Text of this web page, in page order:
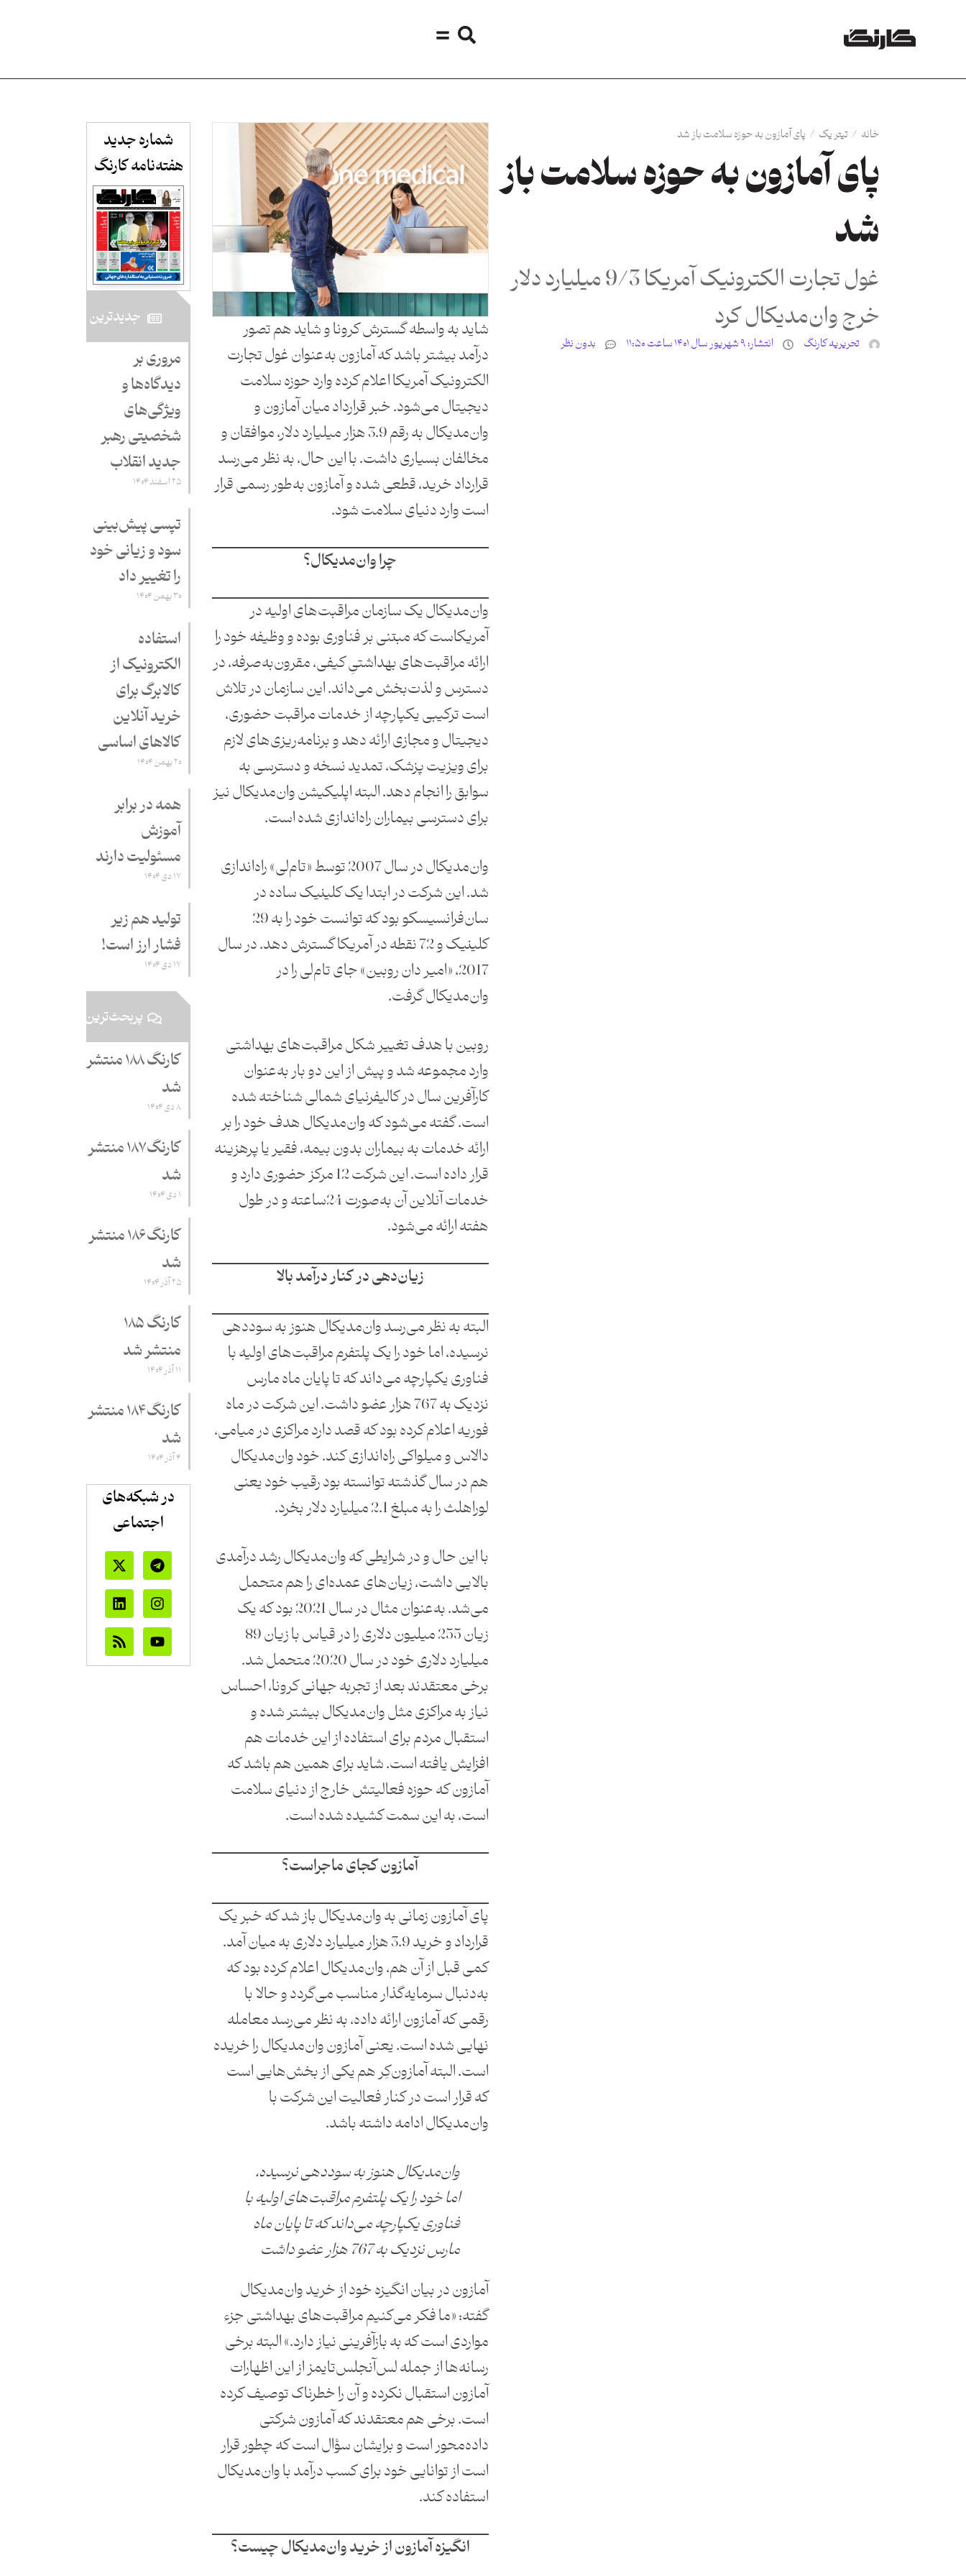
خانه / تیتر یک / پای آمازون به حوزه سلامت باز شد
پای آمازون به حوزه سلامت باز
شد
غول تجارت ‌الکترونیک آمریکا 9/3 میلیارد دلار
خرج وان‌مدیکال کرد
تحریریه کارنگ انتشار:۹ شهریور سال ۱۴۰۱ ساعت ۱۱:۵۰ بدون نظر
شاید به واسطه گسترش کرونا و شاید هم تصور
درآمد بیشتر باشد که آمازون به‌عنوان غول تجارت
‌الکترونیک آمریکا اعلام کرده وارد حوزه سلامت
دیجیتال می‌شود. خبر قرارداد میان آمازون و
وان‌مدیکال به رقم 3.9 هزار میلیارد دلار، موافقان و
مخالفان بسیاری داشت. با این حال، به نظر می‌رسد
قرارداد خرید، قطعی شده و آمازون به‌طور رسمی قرار
است وارد دنیای سلامت شود.
چرا وان‌مدیکال؟
وان‌مدیکال یک سازمان مراقبت‌های اولیه در
آمریکاست که مبتنی بر فناوری بوده و وظیفه خود را
ارائه مراقبت‌های بهداشتیِ کیفی، مقرون‌به‌صرفه، در
دسترس و لذت‌بخش می‌داند. این سازمان در تلاش
است ترکیبی یکپارچه از خدمات مراقبت حضوری،
دیجیتال و مجازی ارائه دهد و برنامه‌ریزی‌های لازم
برای ویزیت پزشک، تمدید نسخه و دسترسی به
سوابق را انجام دهد. البته اپلیکیشن وان‌مدیکال نیز
برای دسترسی بیماران راه‌اندازی شده است.
وان‌مدیکال در سال 2007 توسط «تام‌‌لی» راه‌اندازی
شد. این شرکت در ابتدا یک کلینیک ساده در
سان‌فرانسیسکو بود که توانست خود را به 29
کلینیک و 72 نقطه در آمریکا گسترش دهد. در سال
2017، «امیر دان روبین» جای تام‌‌لی را در
وان‌مدیکال گرفت.
روبین با هدف تغییر شکل مراقبت‌های بهداشتی
وارد مجموعه شد و پیش از این دو بار به‌عنوان
کارآفرین سال در کالیفرنیای شمالی شناخته شده
است. گفته می‌شود که وان‌مدیکال هدف خود را بر
ارائه خدمات به بیماران بدون بیمه، فقیر یا پرهزینه
قرار داده است. این شرکت 12 مرکز حضوری دارد و
خدمات آنلاین آن به‌صورت 24ساعته و در طول
هفته ارائه می‌شود.
زیان‌دهی در کنار درآمد بالا
البته به نظر می‌رسد وان‌مدیکال هنوز به سوددهی
نرسیده، اما خود را یک پلتفرم مراقبت‌های اولیه با
فناوری یکپارچه می‌داند که تا پایان ماه مارس
نزدیک به 767 هزار عضو داشت. این شرکت در ماه
فوریه اعلام کرده بود که قصد دارد مراکزی در میامی،
دالاس و میلواکی راه‌اندازی کند. خود وان‌مدیکال
هم در سال گذشته توانسته بود رقیب خود یعنی
لوراهلث را به مبلغ 2.1 میلیارد دلار بخرد.
با این حال و در شرایطی که وان‌مدیکال رشد درآمدی
بالایی داشت، زیان‌های عمده‌ای را هم متحمل
می‌شد. به‌عنوان مثال در سال 2021 بود که یک
زیان 255 میلیون دلاری را در قیاس با زیان 89
میلیارد دلاری خود در سال 2020 متحمل شد.
برخی معتقدند بعد از تجربه جهانی کرونا، احساس
نیاز به مراکزی مثل وان‌مدیکال بیشتر شده و
استقبال مردم برای استفاده از این خدمات هم
افزایش یافته است. شاید برای همین هم باشد که
آمازون که حوزه فعالیتش خارج از دنیای سلامت
است، به این سمت کشیده شده است.
آمازون کجای ماجراست؟
پای آمازون زمانی به وان‌مدیکال باز شد که خبر یک
قرارداد و خرید 3.9 هزار میلیارد دلاری به میان آمد.
کمی قبل از آن هم، وان‌مدیکال اعلام کرده بود که
به‌دنبال سرمایه‌گذار مناسب می‌گردد و حالا با
رقمی که آمازون ارائه داده، به نظر می‌رسد معامله
نهایی شده است. یعنی آمازون وان‌مدیکال را خریده
است. البته آمازون‌کِر هم یکی از بخش‌هایی است
که قرار است در کنار فعالیت این شرکت با
وان‌مدیکال ادامه داشته باشد.
وان‌مدیکال هنوز به سوددهی نرسیده،
اما خود را یک پلتفرم مراقبت‌های اولیه با
فناوری یکپارچه می‌داند که تا پایان ماه
مارس نزدیک به 767 هزار عضو داشت
آمازون در بیان انگیزه خود از خرید وان‌مدیکال
گفته: «ما فکر می‌کنیم مراقبت‌های بهداشتی جزء
مواردی است که به بازآفرینی نیاز دارد.» البته برخی
رسانه‌ها از جمله لس‌آنجلس‌تایمز از این اظهارات
آمازون استقبال نکرده و آن را خطرناک توصیف کرده
است. برخی هم معتقدند که آمازون شرکتی
داده‌محور است و برایشان سؤال است که چطور قرار
است از توانایی خود برای کسب درآمد با وان‌مدیکال
استفاده کند.
انگیزه آمازون از خرید وان‌مدیکال چیست؟
شماره جدید
هفته‌نامه کارنگ​
جدید‌ترین
مروری بر
دیدگاه‌ها و
ویژگی‌های
شخصیتی رهبر
جدید انقلاب
۲۵ اسفند ۱۴۰۴
تپسی پیش‌بینی
سود و زیانی خود
را تغییر داد
۳۰ بهمن ۱۴۰۴
استفاده
الکترونیک از
کالابرگ برای
خرید آنلاین
کالاهای اساسی
۲۰ بهمن ۱۴۰۴
همه در برابر
آموزش
مسئولیت دارند
۱۷ دی ۱۴۰۴
تولید هم زیر
فشار ارز است!
۱۷ دی ۱۴۰۴
پربحث‌ترین
کارنگ ۱۸۸ منتشر
شد
۸ دی ۱۴۰۴
کارنگ ۱۸۷ منتشر
شد
۱ دی ۱۴۰۴
کارنگ ۱۸۶ منتشر
شد
۲۵ آذر ۱۴۰۴
کارنگ ۱۸۵
منتشر شد
۱۱ آذر ۱۴۰۴
کارنگ ۱۸۴ منتشر
شد
۴ آذر ۱۴۰۴
در شبکه‌های
اجتماعی